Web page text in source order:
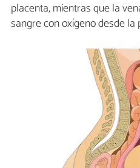
placenta, mientras que la
sangre con oxígeno desde